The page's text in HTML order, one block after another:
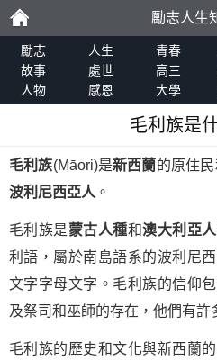
勵
志
勵志人生
勵志 人生 青春
故事
處世 高三
人物
感恩 大學
毛利族是
毛利族(Māori)是新西蘭的原住
波利尼西亞人 。
毛利族是蒙古人種和澳大利亞
利語，屬於南島語系的波利尼
文字字母文字。毛利族的信仰
及祭司和巫師的存在，他們有許
毛利族的歷史和文化與新西蘭